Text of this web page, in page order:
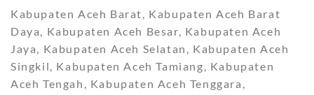
Kabupaten Aceh Barat, Kabupaten Aceh Barat
Daya, Kabupaten Aceh Besar, Kabupaten Aceh
Jaya, Kabupaten Aceh Selatan, Kabupaten Aceh
Singkil, Kabupaten Aceh Tamiang, Kabupaten
Aceh Tengah, Kabupaten Aceh Tenggara,